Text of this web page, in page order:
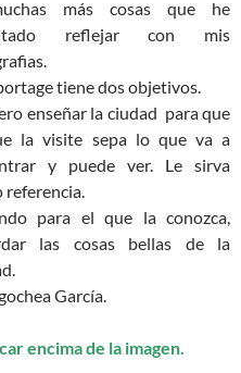
más cosas que he
reflejar con mis
tiene dos objetivos.
enseñar la ciudad para que
la visite sepa lo que va a
y puede ver. Le sirva
referencia.
para el que la conozca,
las cosas bellas de la
García.
encima de la imagen.